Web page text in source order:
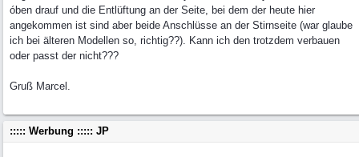
óben drauf und die Entlüftung an der Seite, bei dem der heute hier
angekommen ist sind aber beide Anschlüsse an der Stirnseite (war glaube
ich bei älteren Modellen so, richtig??). Kann ich den trotzdem verbauen
oder passt der nicht???
Gruß Marcel.
::::: Werbung ::::: JP